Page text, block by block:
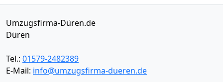
Umzugsfirma-Düren.de
Düren
Tel.: 01579-2482389
E-Mail: info@umzugsfirma-dueren.de